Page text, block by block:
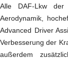
Alle DAF-Lkw der
Aerodynamik,
Advanced Driver
Verbesserung der
außerdem